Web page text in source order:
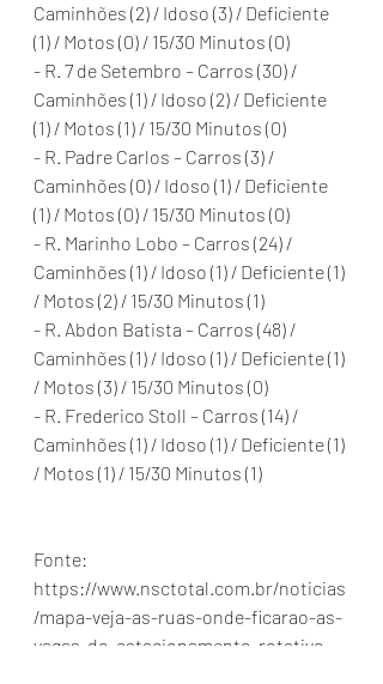
Caminhões (2) / Idoso (3) / Deficiente
(1) / Motos (0) / 15/30 Minutos (0)
- R. 7 de Setembro – Carros (30) /
Caminhões (1) / Idoso (2) / Deficiente
(1) / Motos (1) / 15/30 Minutos (0)
- R. Padre Carlos – Carros (3) /
Caminhões (0) / Idoso (1) / Deficiente
(1) / Motos (0) / 15/30 Minutos (0)
- R. Marinho Lobo – Carros (24) /
Caminhões (1) / Idoso (1) / Deficiente (1)
/ Motos (2) / 15/30 Minutos (1)
- R. Abdon Batista – Carros (48) /
Caminhões (1) / Idoso (1) / Deficiente (1)
/ Motos (3) / 15/30 Minutos (0)
- R. Frederico Stoll – Carros (14) /
Caminhões (1) / Idoso (1) / Deficiente (1)
/ Motos (1) / 15/30 Minutos (1)
Fonte:
https://www.nsctotal.com.br/noticias
/mapa-veja-as-ruas-onde-ficarao-as-
vagas-do-estacionamento-rotativo-